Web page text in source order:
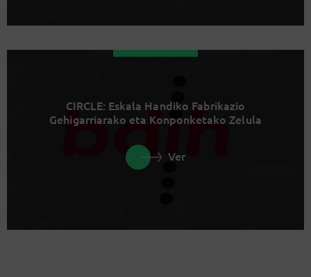
CIRCLE: Eskala Handiko Fabrikazio
Gehigarriarako eta Konponketako Zelula
Ver